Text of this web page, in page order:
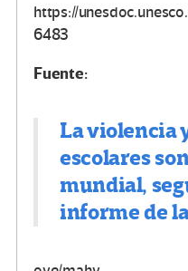
https://
6483
Fuente:
La violencia
escolares
mundial,
informe de la